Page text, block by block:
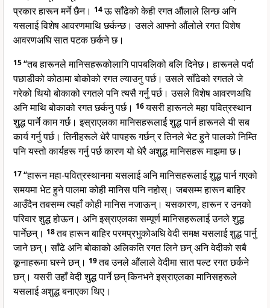
प्रकार हारून मर्ने छैन। 14ऊ साँढेको केही रगत औंलाले लिन्छ अनि
यसलाई विशेष आवरणमाथि छर्कन्छ। उसले आफ्नो औंलोले रगत विशेष
आवरणअघि सात पटक छर्कने छ।
15“तब हारूनले मानिसहरूकोलागि पापबलिको बलि दिनेछ। हारूनले पर्दा
पछाडीको कोठामा बोकोको रगत ल्याउनु पर्छ। उसले साँढेको रगतले जे
गरेको थियो बोकाको रगतले पनि त्यसै गर्नु पर्छ। उसले विशेष आवरणअघि
अनि माथि बोकाको रगत छर्कनु पर्छ। 16यसरी हारूनले महा पवित्रस्थान
शुद्ध पार्ने काम गर्छ। इस्राएलका मानिसहरूलाई शुद्ध पार्न हारूनले यी सब
कार्य गर्नु पर्छ। तिनीहरूले धेरै पापहरू गर्छन् र तिनले भेट हुने पालको निम्ति
पनि यस्तो कार्यहरू गर्नु पर्छ कारण यो धेरै अशुद्ध मानिसहरू माझमा छ।
17“हारून महा-पवित्रस्थानमा यसलाई अनि मानिसहरूलाई शुद्ध पार्न गएको
समयमा भेट हुने पालमा कोही मानिस पनि नहोस्। जबसम्म हारून बाहिर
आउँदैन तबसम्म त्यहाँ कोही मानिस नजाऊन्। यसकारण, हारून र उनको
परिवार शुद्ध होऊन। अनि इस्राएलका सम्पूर्ण मानिसहरूलाई उनले शुद्ध
पार्नेछन्। 18तब हारून बाहिर परमप्रभुकोअघि वेदी समक्ष यसलाई शुद्ध पार्नु
जाने छन्। साँढे अनि बोकाको अलिकति रगत लिने छन् अनि वेदीको सबै
कूनाहरूमा घस्ने छन्। 19तब उनले औंलाले वेदीमा सात पल्ट रगत छर्कने
छन्। यसरी उहाँ वेदी शुद्ध पार्ने छन् किनभने इस्राएलका मानिसहरूले
यसलाई अशुद्ध बनाएका थिए।